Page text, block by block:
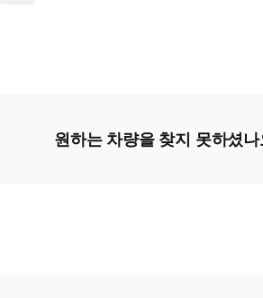
원하는 차량을 찾지 못하셨